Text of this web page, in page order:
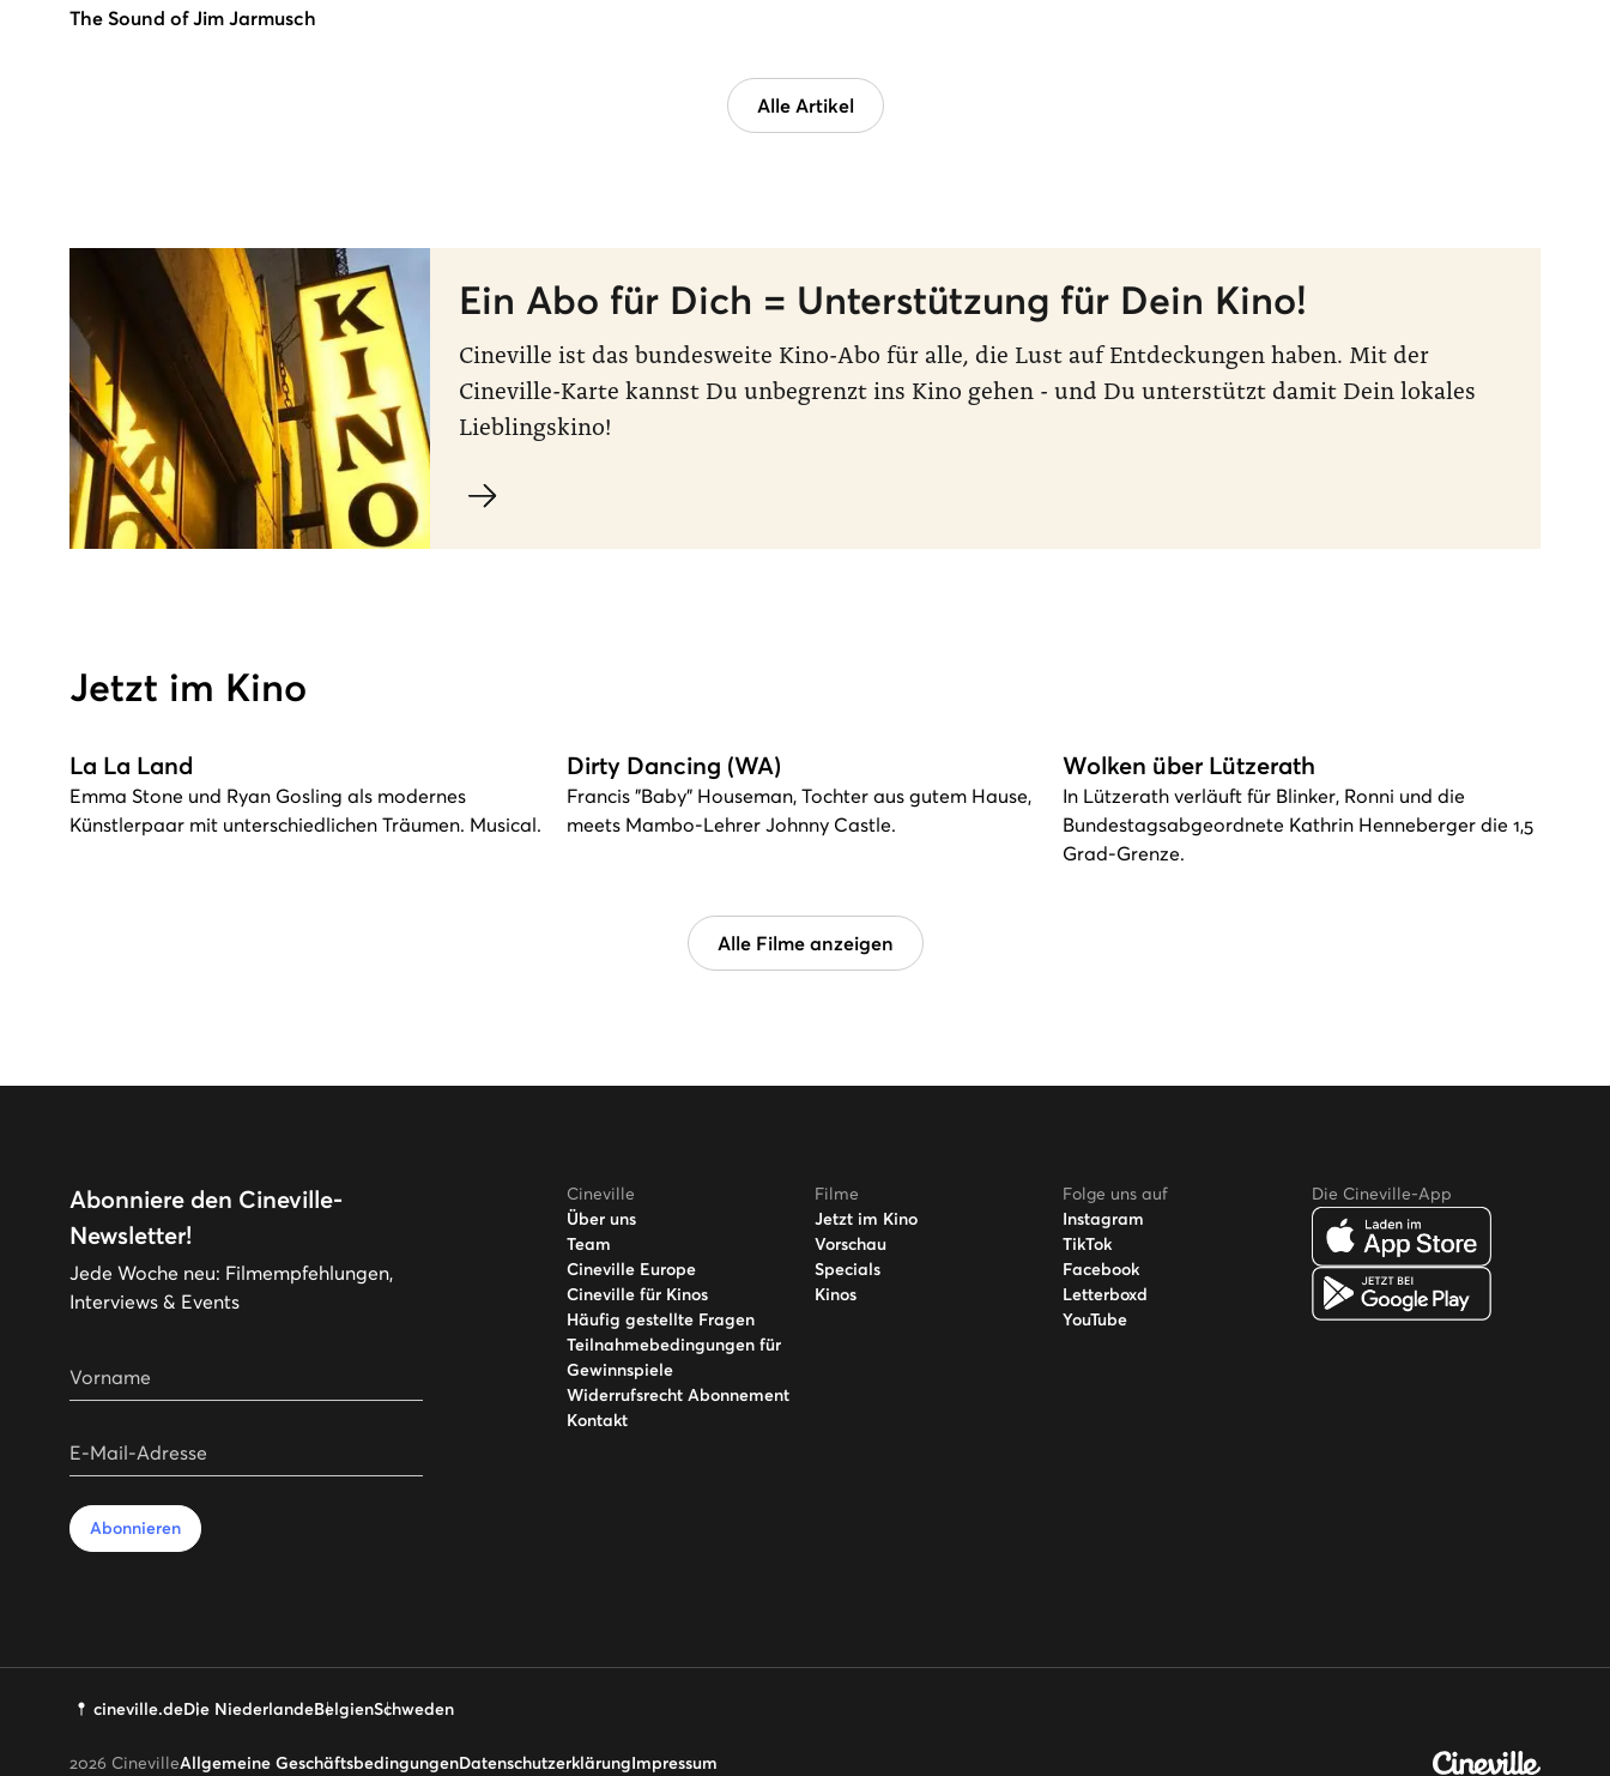
The Sound of Jim Jarmusch
Alle Artikel
Ein Abo für Dich = Unterstützung für Dein Kino!
Cineville ist das bundesweite Kino-Abo für alle, die Lust auf Entdeckungen haben. Mit der
Cineville-Karte kannst Du unbegrenzt ins Kino gehen - und Du unterstützt damit Dein lokales
Lieblingskino!
Jetzt im Kino
La La Land
Emma Stone und Ryan Gosling als modernes
Künstlerpaar mit unterschiedlichen Träumen. Musical.
Dirty Dancing (WA)
Francis "Baby" Houseman, Tochter aus gutem Hause,
meets Mambo-Lehrer Johnny Castle.
Wolken über Lützerath
In Lützerath verläuft für Blinker, Ronni und die
Bundestagsabgeordnete Kathrin Henneberger die 1,5
Grad-Grenze.
Alle Filme anzeigen
Abonniere den Cineville-
Newsletter!
Jede Woche neu: Filmempfehlungen,
Interviews & Events
Vorname
E-Mail-Adresse
Abonnieren
Cineville
Über uns
Team
Cineville Europe
Cineville für Kinos
Häufig gestellte Fragen
Teilnahmebedingungen für
Gewinnspiele
Widerrufsrecht Abonnement
Kontakt
Filme
Jetzt im Kino
Vorschau
Specials
Kinos
Folge uns auf
Instagram
TikTok
Facebook
Letterboxd
YouTube
Die Cineville-App
cineville.deDie NiederlandeBelgienSchweden
2026 CinevilleAllgemeine GeschäftsbedingungenDatenschutzerklärungImpressum